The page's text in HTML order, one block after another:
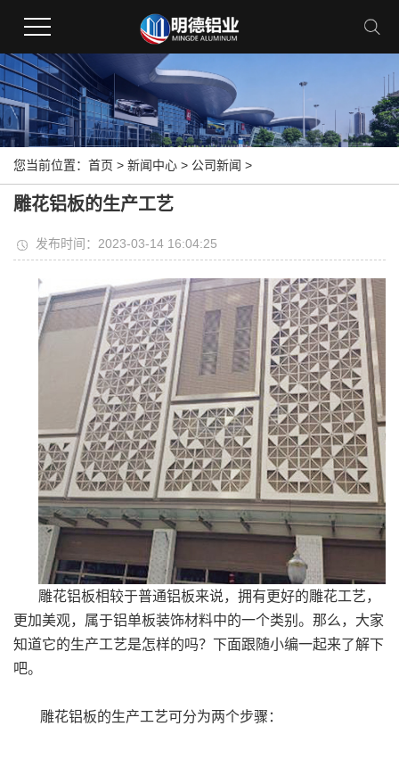
您当前位置： 首页 > 新闻中心 > 公司新闻 >
雕花铝板的生产工艺
发布时间：2023-03-14 16:04:25
雕花铝板相较于普通铝板来说，拥有更好的雕花工艺，
更加美观，属于铝单板装饰材料中的一个类别。那么，大家
知道它的生产工艺是怎样的吗？下面跟随小编一起来了解下
吧。
雕花铝板的生产工艺可分为两个步骤：